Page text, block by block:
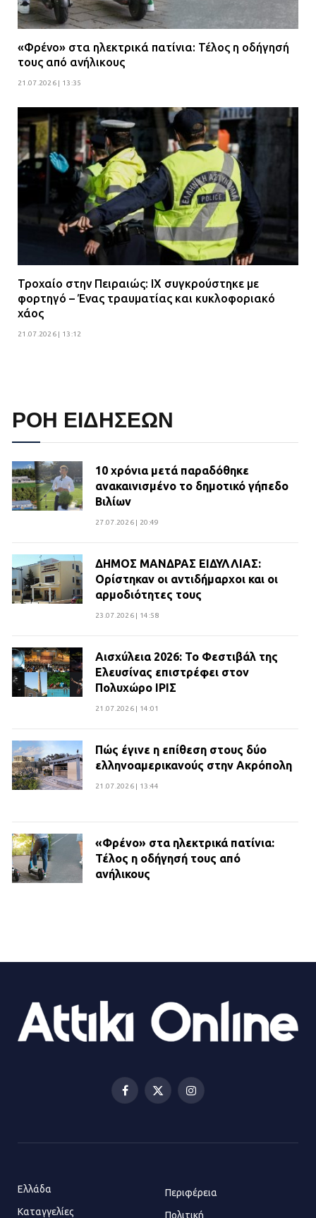
«Φρένο» στα ηλεκτρικά πατίνια: Τέλος η οδήγησή
τους από ανήλικους
21.07.2026 | 13:35
Τροχαίο στην Πειραιώς: ΙΧ συγκρούστηκε με
φορτηγό – Ένας τραυματίας και κυκλοφοριακό
χάος
21.07.2026 | 13:12
ΡΟΗ ΕΙΔΗΣΕΩΝ
10 χρόνια μετά παραδόθηκε
ανακαινισμένο το δημοτικό γήπεδο
Βιλίων
27.07.2026 | 20:49
ΔΗΜΟΣ ΜΑΝΔΡΑΣ ΕΙΔΥΛΛΙΑΣ:
Ορίστηκαν οι αντιδήμαρχοι και οι
αρμοδιότητες τους
23.07.2026 | 14:58
Αισχύλεια 2026: Το Φεστιβάλ της
Ελευσίνας επιστρέφει στον
Πολυχώρο ΙΡΙΣ
21.07.2026 | 14:01
Πώς έγινε η επίθεση στους δύο
ελληνοαμερικανούς στην Ακρόπολη
21.07.2026 | 13:44
«Φρένο» στα ηλεκτρικά πατίνια:
Τέλος η οδήγησή τους από
ανήλικους
Βριλήσσια: Αυτοκίνητο έσπασε
τζαμαρία και μπήκε μέσα σε μαγαζί
Τηλεφωνικές απάτες με λεία
Facebook
X
Instagram
Ελλάδα
Καταγγελίες
Περιφέρεια
Πολιτική